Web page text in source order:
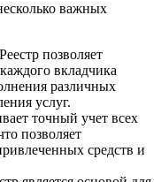
важных
Реестр позволяет
вкладчика
различных
услуг.
точный учет всех
позволяет
средств и